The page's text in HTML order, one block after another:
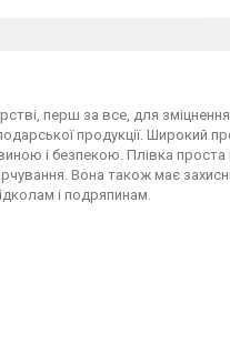
перш за все, для зміцнення і
продукції. Широкий
і безпекою. Плівка проста
Вона також має
і подряпинам.